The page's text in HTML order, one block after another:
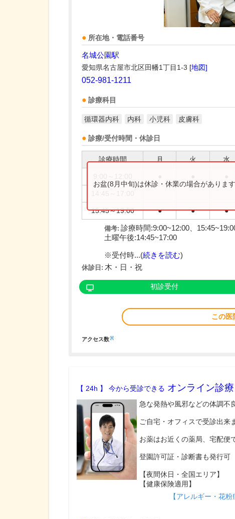
所在地・電話番号
名城公園駅
愛知県名古屋市北区田幡1丁目1-3 [地図]
052-981-1211
診療科目
循環器内科 内科 小児科 皮膚科
診療/受付時間・休診日
診療時間 月 火 水
15:45～19:00 ● ● ●
お盆(8月中旬)は休診・休業の場合がありま
備考: 診療時間:9:00~12:00、
土曜午後:14:45~17:00
※受付時...(続きを読む)
休診日: 木・日・祝
初診受付
この医
アクセス数※
【 24h 】 今から受診できる オンライン診療
急な発熱や風邪などの体調不
ご自宅・オフィスで受診出来
お薬はお近くの薬局、宅配便
登園許可証・診断書も発行可
【夜間休日・全国エリア】
【健康保険適用】
【アレルギー・花